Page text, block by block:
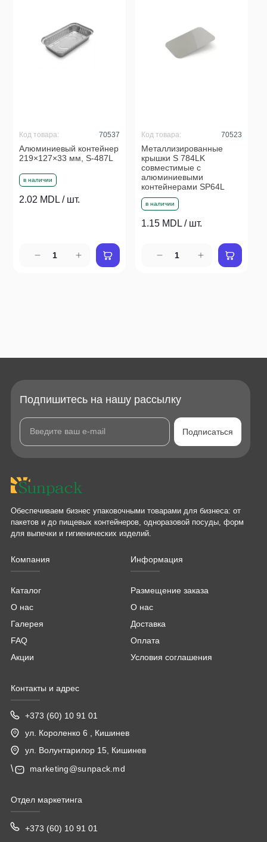
в наличии
Алюминиевый контейнер
219×127×33 мм, S-487L
Код товара: 70537
2.02 MDL / шт. в наличии
Металлизированные
крышки S 784LK
совместимые с
алюминиевыми
контейнерами SP64L
Код товара: 70523
1.15 MDL / шт.
Подпишитесь на нашу рассылку
Подписаться
Обеспечиваем бизнес упаковочными товарами для бизнеса: от
пакетов и до пищевых контейнеров, одноразовой посуды, форм
для выпечки и гигиенических изделий.
Компания
Каталог
О нас
Галерея
FAQ
Акции
Информация
Размещение заказа
О нас
Доставка
Оплата
Условия соглашения
Контакты и адрес
+373 (60) 10 91 01
ул. Короленко 6 , Кишинев
ул. Волунтарилор 15, Кишинев
\ marketing@sunpack.md
Отдел маркетинга
+373 (60) 10 91 01